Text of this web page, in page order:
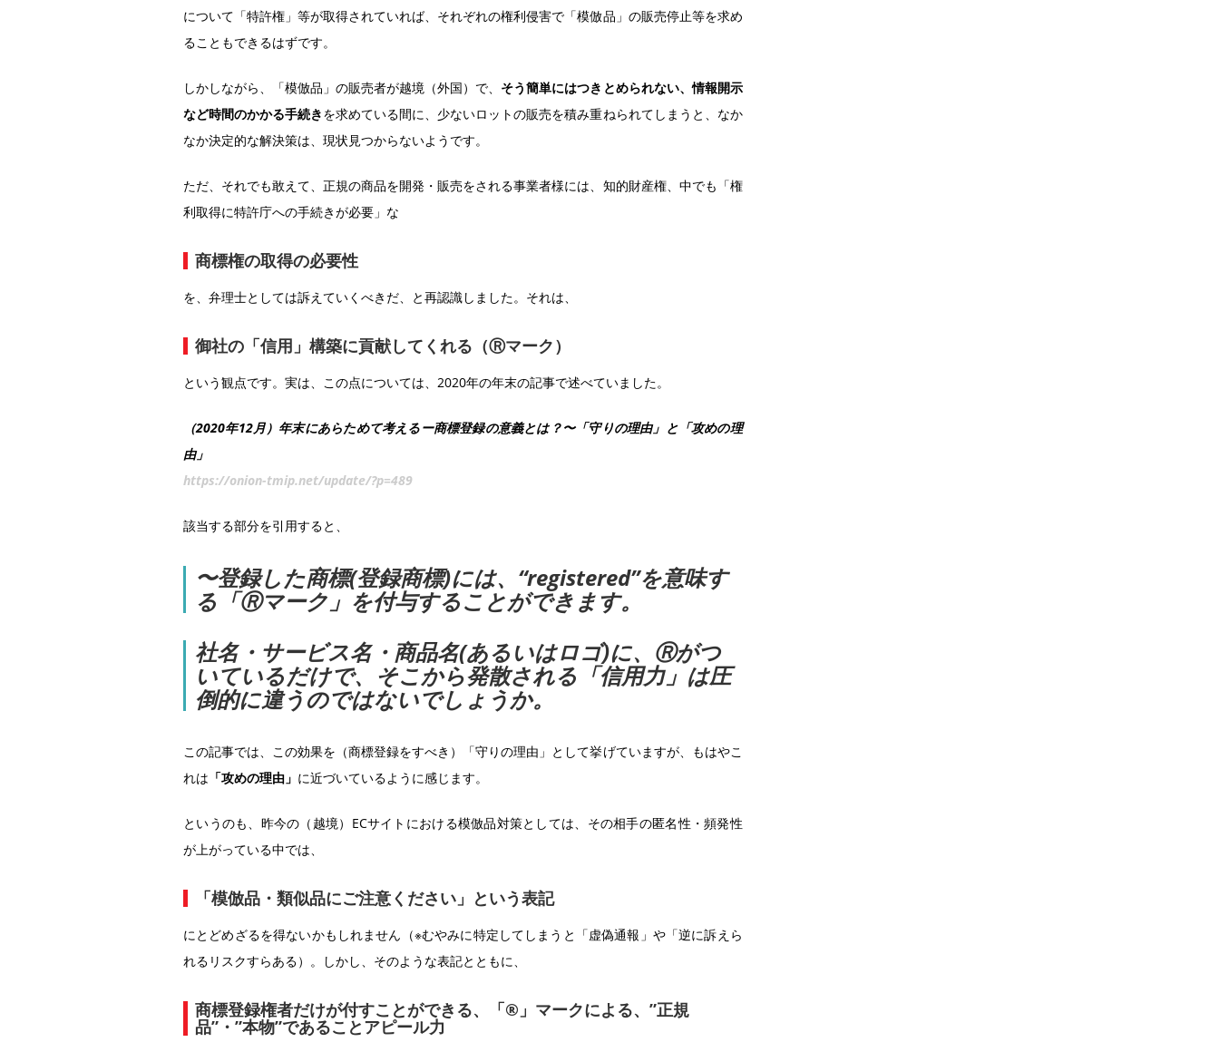
について「特許権」等が取得されていれば、それぞれの権利侵害で「模倣品」の販売停止等を求め
ることもできるはずです。
しかしながら、「模倣品」の販売者が越境（外国）で、 そう簡単にはつきとめられない、情報開示
など時間のかかる手続きを求めている間に、少ないロットの販売を積み重ねられてしまうと、なか
なか決定的な解決策は、現状見つからないようです。
ただ、それでも敢えて、正規の商品を開発・販売をされる事業者様には、知的財産権、中でも「権
利取得に特許庁への手続きが必要」な
商標権の取得の必要性
を、弁理士としては訴えていくべきだ、と再認識しました。それは、
御社の「信用」構築に貢献してくれる（Ⓡマーク）
という観点です。実は、この点については、2020年の年末の記事で述べていました。
（2020年12月）年末にあらためて考えるー商標登録の意義とは？〜「守りの理由」と「攻めの理
由」
https://onion-tmip.net/update/?p=489
該当する部分を引用すると、
〜登録した商標(登録商標)には、“registered”を意味す
る「Ⓡマーク」を付与することができます。
社名・サービス名・商品名(あるいはロゴ)に、Ⓡがつ
いているだけで、そこから発散される「信用力」は圧
倒的に違うのではないでしょうか。
この記事では、この効果を（商標登録をすべき）「守りの理由」として挙げていますが、もはやこ
れは 「攻めの理由」 に近づいているように感じます。
というのも、昨今の（越境）ECサイトにおける模倣品対策としては、その相手の匿名性・頻発性
が上がっている中では、
「模倣品・類似品にご注意ください」という表記
にとどめざるを得ないかもしれません（※むやみに特定してしまうと「虚偽通報」や「逆に訴えら
れるリスクすらある）。しかし、そのような表記とともに、
商標登録権者だけが付すことができる、「®️」マークによる、”正規
品”・”本物”であることアピール力